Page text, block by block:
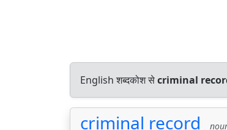
English शब्दकोश सेcriminal
criminal record